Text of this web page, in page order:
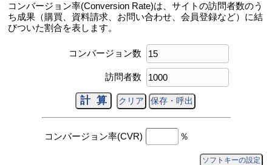
コンバージョン率(Conversion Rate)は、サイトの訪問者数のう
ち成果（購買、資料請求、お問い合わせ、会員登録など）に結
びついた割合を表します。
コンバージョン数
訪問者数
コンバージョン率(CVR) ％
ソフトキーの設定